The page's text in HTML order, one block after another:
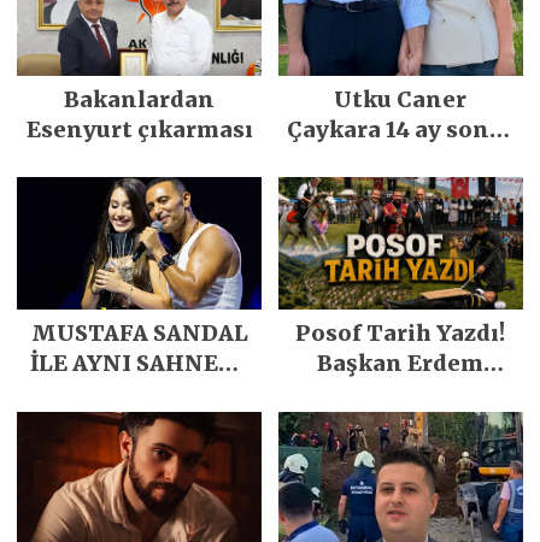
Bakanlardan
Esenyurt çıkarması
Utku Caner
Çaykara 14 ay sonra
kavuştu
MUSTAFA SANDAL
İLE AYNI SAHNEDE
Posof Tarih Yazdı!
Başkan Erdem
Emeğiyle Son
Yılların En Büyük
Festivali
Gerçekleşti